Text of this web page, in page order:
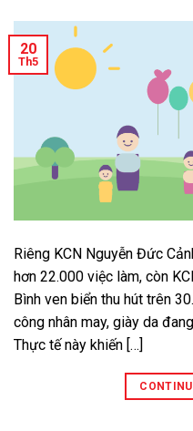
20
Th5
Riêng KCN Nguyễn Đức
hơn 22.000 việc làm, còn
Bình ven biển thu hút trên
công nhân may, giày da
Thực tế này khiến […]